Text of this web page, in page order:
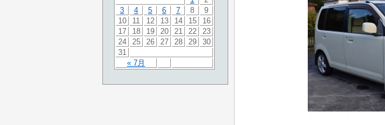
« 7月
3
4 5 6 7 8
9
10
11 12 13 14 15
16
17
18 19 20 21 22
23
24
25 26 27 28 29
30
31